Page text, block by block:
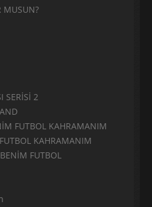
MUSUN?
SERİSİ 2
FUTBOL KAHRAMANIM
KAHRAMANIM
FUTBOL